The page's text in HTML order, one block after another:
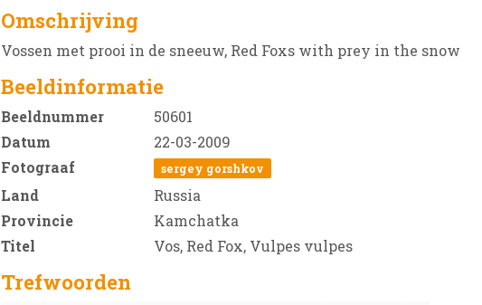
Omschrijving
Vossen met prooi in de sneeuw, Red Foxs with prey in the snow
Beeldinformatie
Beeldnummer
50601
Datum
22-03-2009
Fotograaf
sergey gorshkov
Land
Russia
Provincie
Kamchatka
Titel
Vos, Red Fox, Vulpes vulpes
Trefwoorden